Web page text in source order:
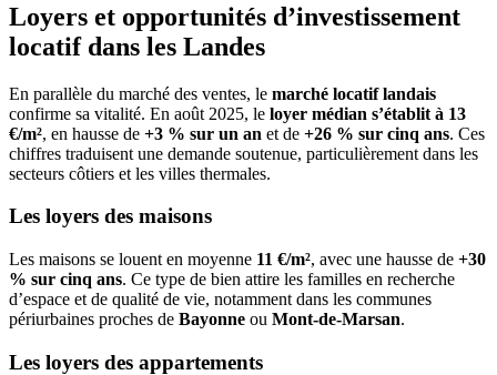
Loyers et opportunités d’investissement
locatif dans les Landes
En parallèle du marché des ventes, le marché locatif landais
confirme sa vitalité. En août 2025, le loyer médian s’établit à 13
€/m², en hausse de +3 % sur un an et de +26 % sur cinq ans. Ces
chiffres traduisent une demande soutenue, particulièrement dans les
secteurs côtiers et les villes thermales.
Les loyers des maisons
Les maisons se louent en moyenne 11 €/m², avec une hausse de +30
% sur cinq ans. Ce type de bien attire les familles en recherche
d’espace et de qualité de vie, notamment dans les communes
périurbaines proches de Bayonne ou Mont-de-Marsan.
Les loyers des appartements